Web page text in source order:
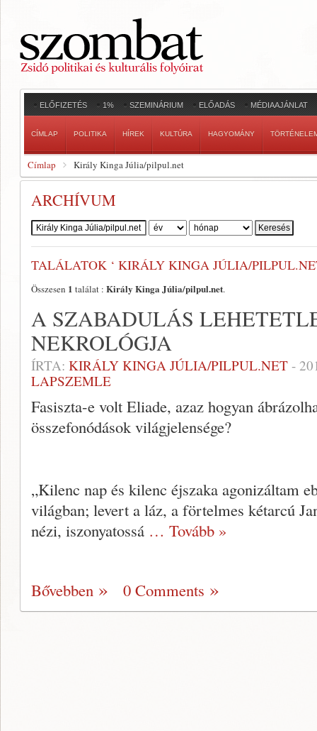
ELŐFIZETÉS 1% SZEMINÁRIUM ELŐADÁS MÉDIAAJÁNLAT
CÍMLAP POLITIKA HÍREK KULTÚRA HAGYOMÁNY
Címlap Király Kinga Júlia/pilpul.net
ARCHÍVUM
Szerző:
TALÁLATOK ‘ KIRÁLY KINGA JÚLIA/
Összesen 1 találat : Király Kinga Júlia/pilpul.net.
A SZABADULÁS
NEKROLÓGJA
ÍRTA: KIRÁLY KINGA JÚLIA/PILPUL.NET -
LAPSZEMLE
Fasiszta-e volt Eliade, azaz hogyan
összefonódások világjelensége?
„Kilenc nap és kilenc éjszaka agonizáltam
világban; levert a láz, a förtelmes kétarcú
nézi, iszonyatossá … Tovább »
Bővebben 0 Comments